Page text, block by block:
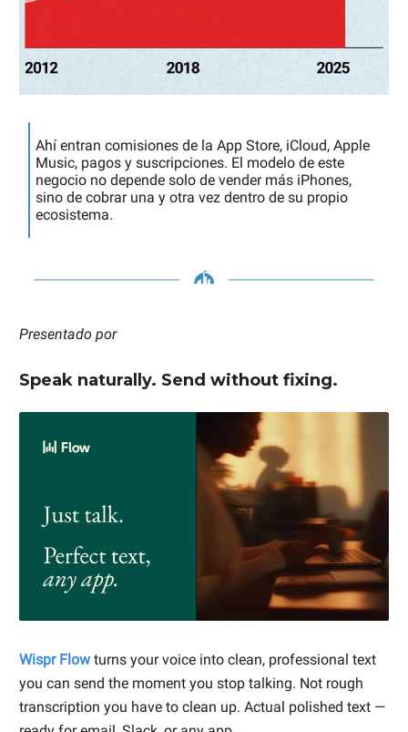
Ahí entran comisiones de la App Store, iCloud, Apple
Music, pagos y suscripciones. El modelo de este
negocio no depende solo de vender más iPhones,
sino de cobrar una y otra vez dentro de su propio
ecosistema.
Presentado por
Speak naturally. Send without fixing.
Wispr Flowturns your voice into clean, professional text
you can send the moment you stop talking. Not rough
transcription you have to clean up. Actual polished text —